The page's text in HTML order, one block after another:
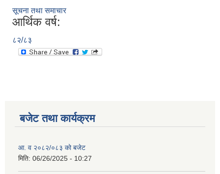
सूचना तथा समाचार
आर्थिक वर्ष:
८२/८३
बजेट तथा कार्यक्रम
आ. व २०८२/०८३ को बजेट
मिति: 06/26/2025 - 10:27